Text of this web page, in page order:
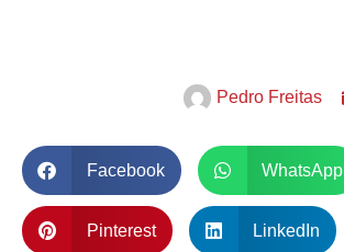
Pedro Freitas
Facebook WhatsApp
Pinterest LinkedIn